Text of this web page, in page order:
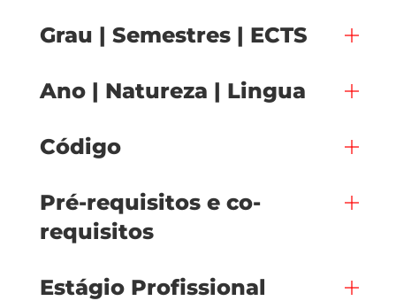
Grau | Semestres | ECTS
Ano | Natureza | Lingua
Código
Pré-requisitos e co-
requisitos
Estágio Profissional